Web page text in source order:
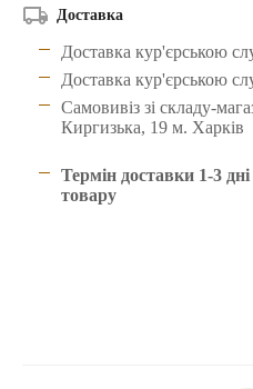
Доставка
Доставка кур'єрською
Доставка кур'єрською
Самовивіз зі складу-
Киргизька, 19 м. Харків
Термін доставки 1-3
товару